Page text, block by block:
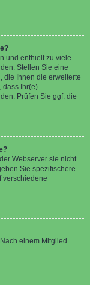
und enthielt zu viele
Stellen Sie eine
die Ihnen die erweiterte
dass Ihr(e)
Prüfen Sie ggf. die
Webserver sie nicht
Sie spezifischere
verschiedene
einem Mitglied